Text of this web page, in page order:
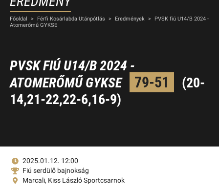
Főoldal > Férfi Kosárlabda Utánpótlás > Eredmények >
PVSK fiú U14/B 2024 -
Atomerőmű GYKSE
PVSK FIÚ U14/B 2024 -
ATOMERŐMŰ GYKSE
79-51
(20-
14,21-22,22-6,16-9)
2025.01.12. 12:00
Fiú serdülő bajnokság
Marcali, Kiss László Sportcsarnok